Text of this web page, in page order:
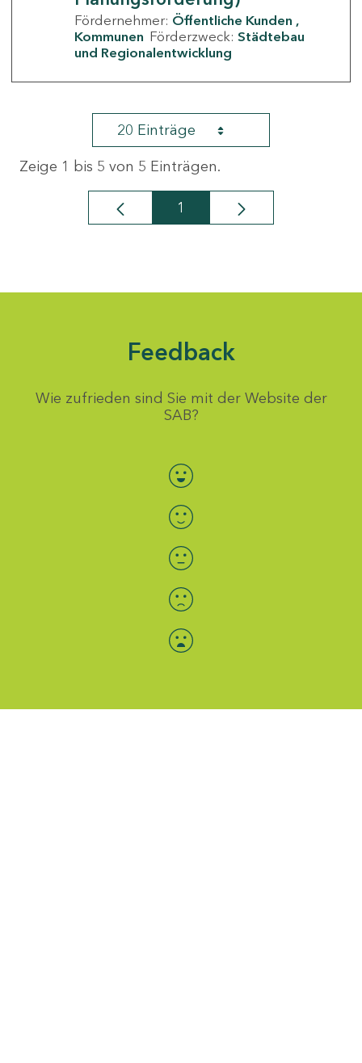
Fördernehmer: Öffentliche Kunden
Kommunen Förderzweck: Städtebau
und Regionalentwicklung
20 Einträge
Zeige 1 bis 5 von 5 Einträgen.
Seite
1
Feedback
Wie zufrieden sind Sie mit der Website der
SAB?
Bewertung auswählen